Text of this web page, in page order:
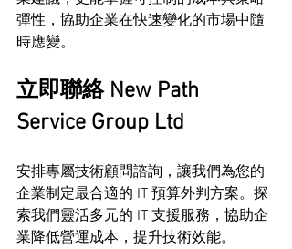
彈性，協助企業在快速變化的市場中隨
時應變。
立即聯絡 New Path
Service Group Ltd
安排專屬技術顧問諮詢，讓我們為您的
企業制定最合適的 IT 預算外判方案。探
索我們靈活多元的 IT 支援服務，協助企
業降低營運成本，提升技術效能。